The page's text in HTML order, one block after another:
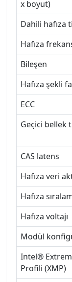
x boyut)
Dahili hafıza
Hafıza
Bileşen
Hafıza şekli
ECC
Geçici bellek
CAS latens
Hafıza veri
Hafıza
Hafıza voltajı
Modül
Intel®
Profili (XMP)